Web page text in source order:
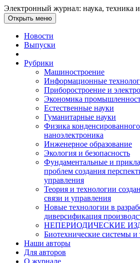
Электронный журнал: наука, техника
Открыть меню
Новости
Выпуски
Рубрики
Машиностроение
Информационные
Приборостроение и
Экономика
Естественные науки
Гуманитарные науки
Физика
наноэлектроника
Инженерное образование
Экология и безопасность
Фундаментальные и
проблем создания
управления
Теория и технологии
связи и управления
Новые технологии в
диверсификация
НЕПЕРИОДИЧЕСКИЕ
Биотехнические системы и
Наши авторы
Для авторов
О журнале